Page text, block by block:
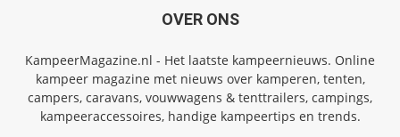
OVER ONS
KampeerMagazine.nl - Het laatste kampeernieuws. Online
kampeer magazine met nieuws over kamperen, tenten,
campers, caravans, vouwwagens & tenttrailers, campings,
kampeeraccessoires, handige kampeertips en trends.